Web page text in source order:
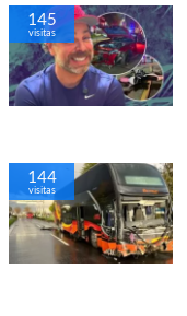
145
visitas
144
visitas